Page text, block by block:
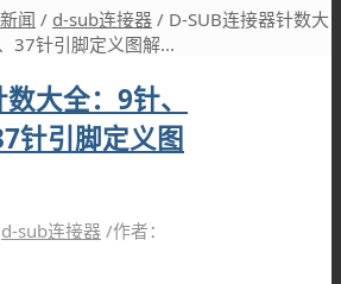
闻 / d-sub连接器 / D-SUB连接器针数大
37针引脚定义图解...
大全：9针、
针引脚定义图
d-sub连接器 /作者：